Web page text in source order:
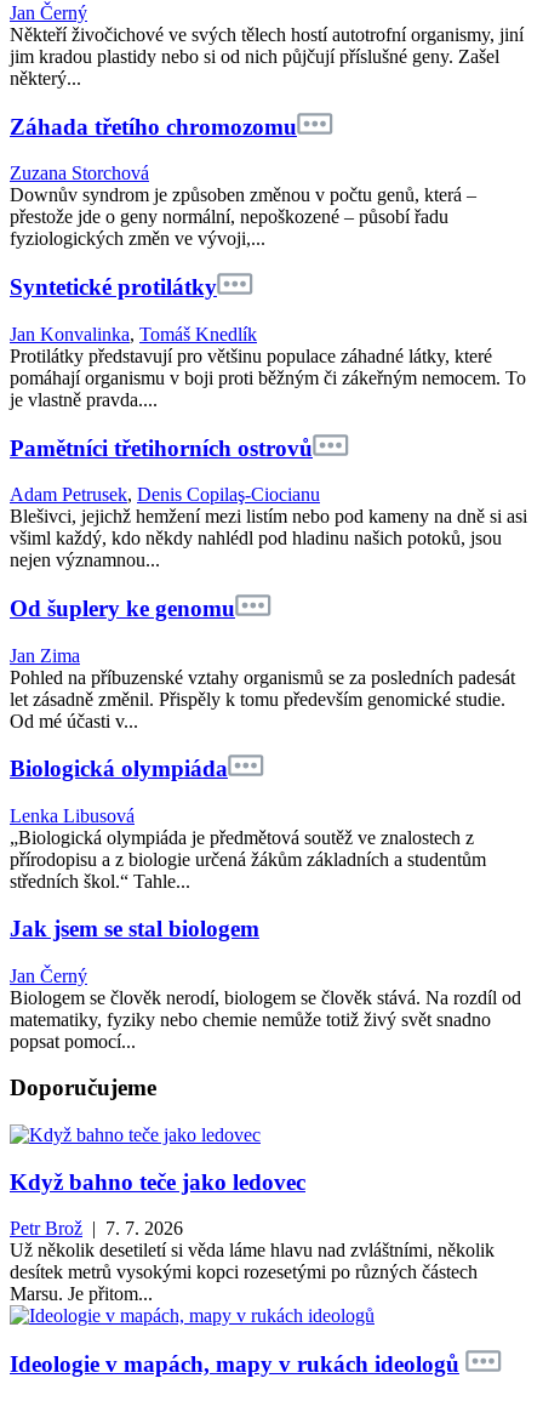
Jan Černý
Někteří živočichové ve svých tělech hostí autotrofní organismy, jiní
jim kradou plastidy nebo si od nich půjčují příslušné geny. Zašel
některý...
Záhada třetího chromozomu
Zuzana Storchová
Downův syndrom je způsoben změnou v počtu genů, která –
přestože jde o geny normální, nepoškozené – působí řadu
fyziologických změn ve vývoji,...
Syntetické protilátky
Jan Konvalinka, Tomáš Knedlík
Protilátky představují pro většinu populace záhadné látky, které
pomáhají organismu v boji proti běžným či zákeřným nemocem. To
je vlastně pravda....
Pamětníci třetihorních ostrovů
Adam Petrusek, Denis Copilaş-Ciocianu
Blešivci, jejichž hemžení mezi listím nebo pod kameny na dně si asi
všiml každý, kdo někdy nahlédl pod hladinu našich potoků, jsou
nejen významnou...
Od šuplery ke genomu
Jan Zima
Pohled na příbuzenské vztahy organismů se za posledních padesát
let zásadně změnil. Přispěly k tomu především genomické studie.
Od mé účasti v...
Biologická olympiáda
Lenka Libusová
„Biologická olympiáda je předmětová soutěž ve znalostech z
přírodopisu a z biologie určená žákům základních a studentům
středních škol.“ Tahle...
Jak jsem se stal biologem
Jan Černý
Biologem se člověk nerodí, biologem se člověk stává. Na rozdíl od
matematiky, fyziky nebo chemie nemůže totiž živý svět snadno
popsat pomocí...
Doporučujeme
Když bahno teče jako ledovec
Petr Brož | 7. 7. 2026
Už několik desetiletí si věda láme hlavu nad zvláštními, několik
desítek metrů vysokými kopci rozesetými po různých částech
Marsu. Je přitom...
Ideologie v mapách, mapy v rukách ideologů